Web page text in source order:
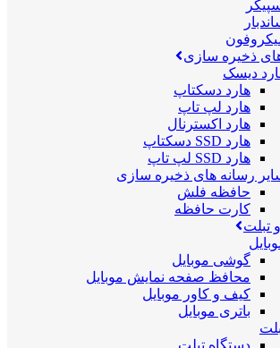
ذخیره سازی
دیسک
هارد دسکتاپ
هارد لپ تاپ
هارد اکسترنال
هارد SSD دسکتاپ
هارد SSD لپ تاپ
رسانه های ذخیره سازی
حافظه فلش
کارت حافظه
تبلت
گوشی موبایل
محافظ صفحه نمایش موبایل
کیف و کاور موبایل
باتری موبایل